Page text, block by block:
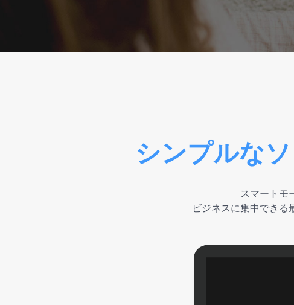
シンプルな
スマートモ
ビジネスに集中できる